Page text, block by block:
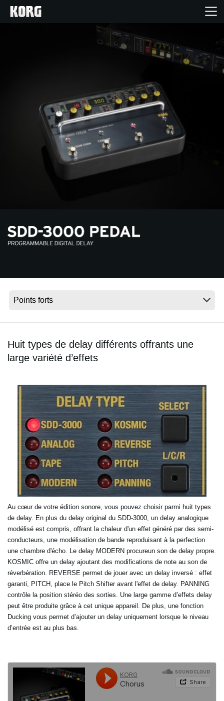
Extras
Evénements
Support
News
A propos de Korg
Huit types de delay différents offrants une
large variété d’effets
Au cœur de votre édition sonore, vous pouvez choisir parmi huit types
de delay. En plus du delay original du SDD-3000, un delay analogique
modélisé est compris, offrant la chaleur d'un effet généré par des semi-
conducteurs, une modélisation de bande reproduisant à la perfection
une chambre d'écho. Le delay MODERN procureun son de delay propre.
KOSMIC offre un delay ajoutant des modifications de note au son de
réverbération. REVERSE permet de jouer avec un delay inversé : effet
garanti, PITCH, place le Pitch Shifter avant l'effet de delay. PANNING
contrôle la position stéréo des sorties. Une large gamme d’effets delay
peut être produite grâce à cet unique appareil. De plus, une fonction
Ducking vous permet d’ajouter un delay uniquement lorsque le niveau
d’entrée est au plus bas.